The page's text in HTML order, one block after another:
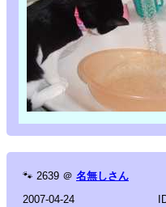
🐾 2639 ＠ 名無しさん
2007-04-24